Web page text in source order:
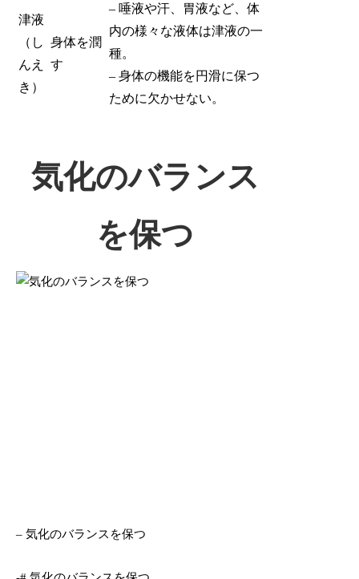
津液
（し
んえ
き）
身体を潤
す
– 唾液や汗、胃液など、体
内の様々な液体は津液の一
種。
– 身体の機能を円滑に保つ
ために欠かせない。
気化のバランス
を保つ
– 気化のバランスを保つ